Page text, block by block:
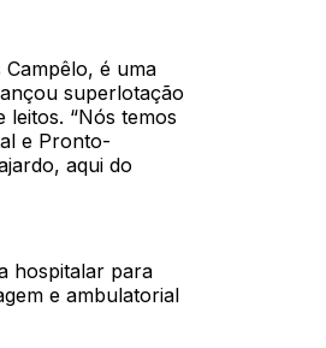
é uma
superlotação
“Nós temos
e Pronto-
aqui do
hospitalar para
e ambulatorial